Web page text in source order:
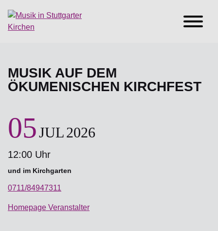
MUSIK AUF DEM
ÖKUMENISCHEN KIRCHFEST
05JUL2026
12:00 Uhr
und im Kirchgarten
0711/84947311
Homepage Veranstalter